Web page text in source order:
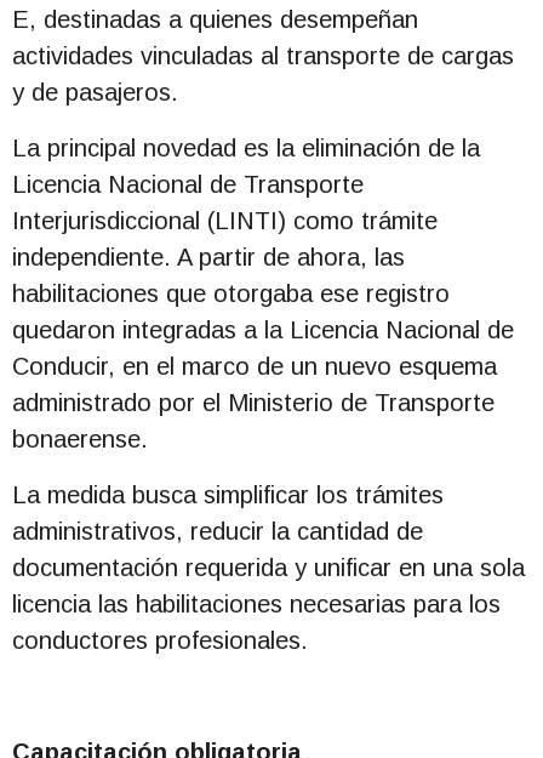
E, destinadas a quienes desempeñan
actividades vinculadas al transporte de cargas
y de pasajeros.
La principal novedad es la eliminación de la
Licencia Nacional de Transporte
Interjurisdiccional (LINTI) como trámite
independiente. A partir de ahora, las
habilitaciones que otorgaba ese registro
quedaron integradas a la Licencia Nacional de
Conducir, en el marco de un nuevo esquema
administrado por el Ministerio de Transporte
bonaerense.
La medida busca simplificar los trámites
administrativos, reducir la cantidad de
documentación requerida y unificar en una sola
licencia las habilitaciones necesarias para los
conductores profesionales.
Capacitación obligatoria